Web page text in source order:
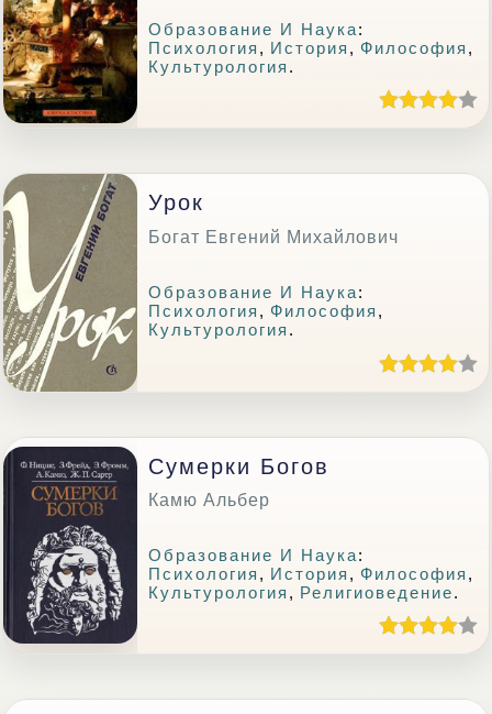
Образование И Наука:
Психология , История , Философия ,
Культурология .
Урок
Богат Евгений Михайлович
Образование И Наука:
Психология , Философия ,
Культурология .
Сумерки Богов
Камю Альбер
Образование И Наука:
Психология , История , Философия ,
Культурология , Религиоведение.